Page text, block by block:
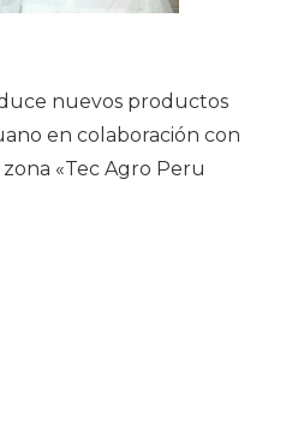
nuevos productos
en colaboración con
«Tec Agro Peru